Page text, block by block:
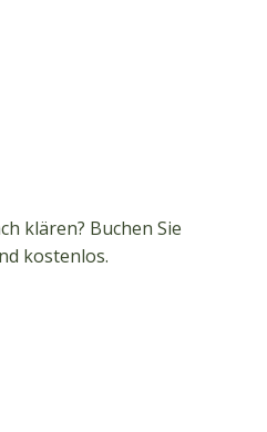
klären? Buchen Sie
kostenlos.